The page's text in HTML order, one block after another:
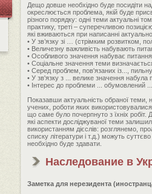
Дещо довше необхідно буде посидіти
окреслюється проблема, якій буде
різного порядку: одні теми актуальні
практику, треті – суперечливою
які вживаються при написанні
• У зв’язку зі … (стрімким розвитком,
• Величезну важливість набувають
• Особливого значення набуває питання
• Соціальне значення теми
• Серед проблем, пов'язаних із...,
• У зв'язку з ... велике значення набула
• Інтерес до проблеми ... обумовлений ...
Показавши актуальність обраної
учених, роботи яких
що саме було почерпнуто з їхніх робіт.
які аспекти досліджуваної теми
використанням дієслів: розглянемо,
списку літератури і т.д.) можуть
необхідно буде здавати.
Наследование в
Заметка для нерезидента